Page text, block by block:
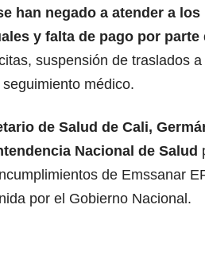
han negado a atender a
y falta de pago por parte
suspensión de traslados
médico.
de Salud de Cali,
Nacional de Salud
de Emssanar
por el Gobierno Nacional.